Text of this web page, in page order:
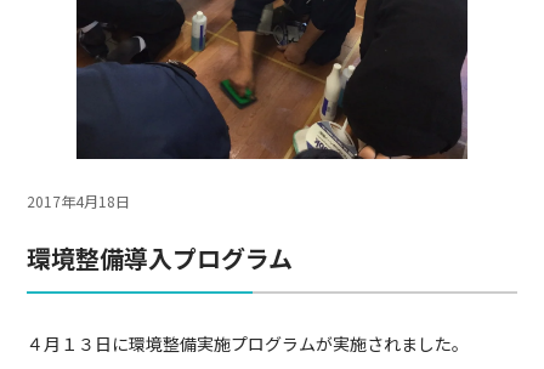
2017年4月18日
環境整備導入プログラム
４月１３日に環境整備実施プログラムが実施されました。